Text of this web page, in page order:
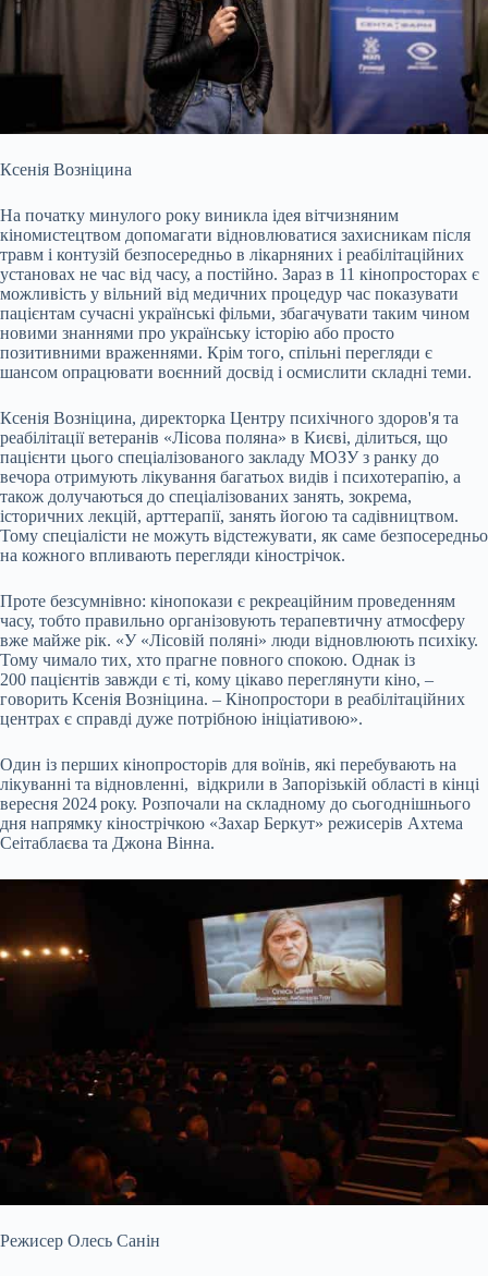
Ксенія Возніцина
На початку минулого року виникла ідея вітчизняним
кіномистецтвом допомагати відновлюватися захисникам після
травм і контузій безпосередньо в лікарняних і реабілітаційних
установах не час від часу, а постійно. Зараз в 11 кінопросторах є
можливість у вільний від медичних процедур час показувати
пацієнтам сучасні українські фільми, збагачувати таким чином
новими знаннями про українську історію або просто
позитивними враженнями. Крім того, спільні перегляди є
шансом опрацювати воєнний досвід і осмислити складні теми.
Ксенія Возніцина, директорка Центру психічного здоров'я та
реабілітації ветеранів «Лісова поляна» в Києві, ділиться, що
пацієнти цього спеціалізованого закладу МОЗУ з ранку до
вечора отримують лікування багатьох видів і психотерапію, а
також долучаються до спеціалізованих занять, зокрема,
історичних лекцій, арттерапії, занять йогою та садівництвом.
Тому спеціалісти не можуть відстежувати, як саме безпосередньо
на кожного впливають перегляди кінострічок.
Проте безсумнівно: кінопокази є рекреаційним проведенням
часу, тобто правильно організовують терапевтичну атмосферу
вже майже рік. «У «Лісовій поляні» люди відновлюють психіку.
Тому чимало тих, хто прагне повного спокою. Однак із
200 пацієнтів завжди є ті, кому цікаво переглянути кіно, –
говорить Ксенія Возніцина. – Кінопростори в реабілітаційних
центрах є справді дуже потрібною ініціативою».
Один із перших кінопросторів для воїнів, які перебувають на
лікуванні та відновленні, відкрили в Запорізькій області в кінці
вересня 2024 року. Розпочали на складному до сьогоднішнього
дня напрямку кінострічкою «Захар Беркут» режисерів Ахтема
Сеітаблаєва та Джона Вінна.
Режисер Олесь Санін